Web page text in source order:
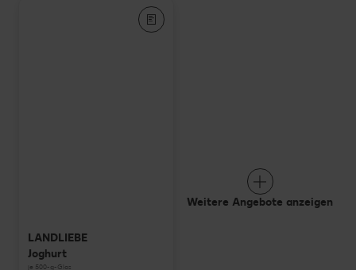
LANDLIEBE
Joghurt
je 500-g-Glas
Weitere Angebote anzeigen